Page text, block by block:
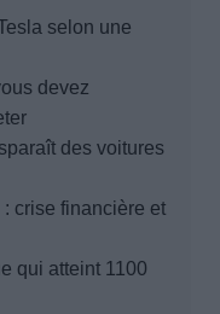
selon une
devez
des voitures
crise financière et
qui atteint 1100